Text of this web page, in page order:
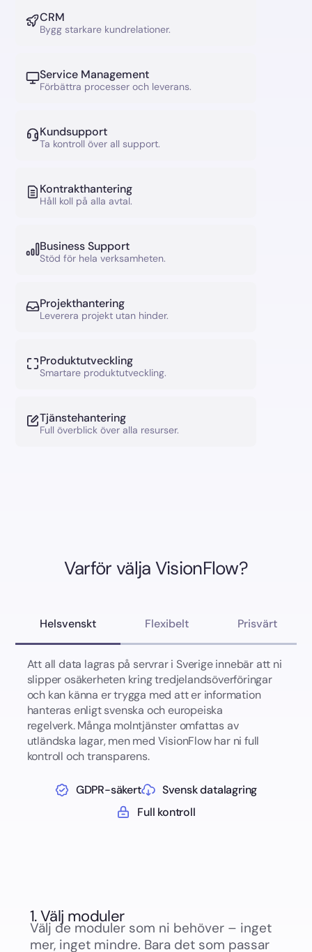
CRM
Bygg starkare kundrelationer.
Service Management
Förbättra processer och leverans.
Kundsupport
Ta kontroll över all support.
Kontrakthantering
Håll koll på alla avtal.
Business Support
Stöd för hela verksamheten.
Projekthantering
Leverera projekt utan hinder.
Produktutveckling
Smartare produktutveckling.
Tjänstehantering
Full överblick över alla resurser.
Varför välja VisionFlow?
Helsvenskt Flexibelt Prisvärt
Att all data lagras på servrar i Sverige innebär att ni
slipper osäkerheten kring tredjelandsöverföringar
och kan känna er trygga med att er information
hanteras enligt svenska och europeiska
regelverk. Många molntjänster omfattas av
utländska lagar, men med VisionFlow har ni full
kontroll och transparens.
GDPR-säkert
Svensk datalagring
Full kontroll
1. Välj moduler
Välj de moduler som ni behöver – inget
mer, inget mindre. Bara det som passar